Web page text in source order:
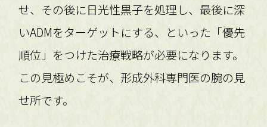
せ、その後に日光性黒子を処理し、最後に深
いADMをターゲットにする、といった「優先
順位」をつけた治療戦略が必要になります。
この見極めこそが、形成外科専門医の腕の見
せ所です。